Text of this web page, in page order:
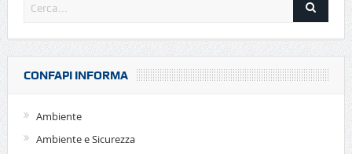
CONFAPI INFORMA
Ambiente
Ambiente e Sicurezza